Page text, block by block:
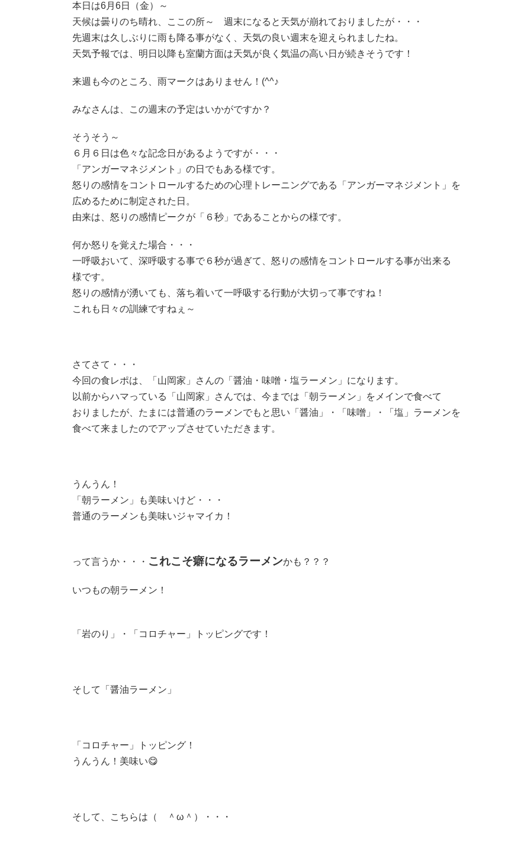
本日は6月6日（金）～
天候は曇りのち晴れ、ここの所～ 週末になると天気が崩れておりましたが・・・
先週末は久しぶりに雨も降る事がなく、天気の良い週末を迎えられましたね。
天気予報では、明日以降も室蘭方面は天気が良く気温の高い日が続きそうです！
来週も今のところ、雨マークはありません！(^^♪
みなさんは、この週末の予定はいかがですか？
そうそう～
６月６日は色々な記念日があるようですが・・・
「アンガーマネジメント」の日でもある様です。
怒りの感情をコントロールするための心理トレーニングである「アンガーマネジメント」を
広めるために制定された日。
由来は、怒りの感情ピークが「６秒」であることからの様です。
何か怒りを覚えた場合・・・
一呼吸おいて、深呼吸する事で６秒が過ぎて、怒りの感情をコントロールする事が出来る
様です。
怒りの感情が湧いても、落ち着いて一呼吸する行動が大切って事ですね！
これも日々の訓練ですねぇ～
さてさて・・・
今回の食レポは、「山岡家」さんの「醤油・味噌・塩ラーメン」になります。
以前からハマっている「山岡家」さんでは、今までは「朝ラーメン」をメインで食べて
おりましたが、たまには普通のラーメンでもと思い「醤油」・「味噌」・「塩」ラーメンを
食べて来ましたのでアップさせていただきます。
うんうん！
「朝ラーメン」も美味いけど・・・
普通のラーメンも美味いジャマイカ！
って言うか・・・ これこそ癖になるラーメンかも？？？
いつもの朝ラーメン！
「岩のり」・「コロチャー」トッピングです！
そして「醤油ラーメン」
「コロチャー」トッピング！
うんうん！美味い😋
そして、こちらは（ ＾ω＾）・・・